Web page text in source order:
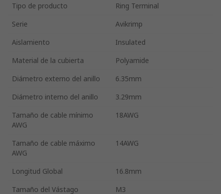
Tipo de producto
Ring Terminal
Serie
Avikrimp
Aislamiento
Insulated
Material de la cubierta
Polyamide
Diámetro externo del anillo
6.35mm
Diámetro interno del anillo
3.29mm
Tamaño de cable mínimo
AWG
18AWG
Tamaño de cable máximo
AWG
14AWG
Longitud Global
16.8mm
Tamaño del Vástago
M3